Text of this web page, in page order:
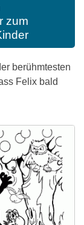
zum
berühmtesten
Felix bald